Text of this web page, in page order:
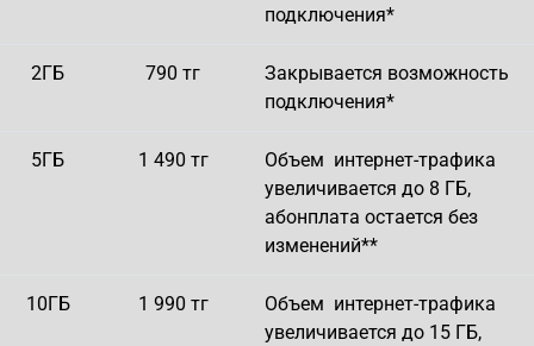
подключения*
2ГБ 790 тг
Закрывается возможность
подключения*
5ГБ 1 490 тг
Объем интернет-трафика
увеличивается до 8 ГБ,
абонплата остается без
изменений**
10ГБ 1 990 тг
Объем интернет-трафика
увеличивается до 15 ГБ,